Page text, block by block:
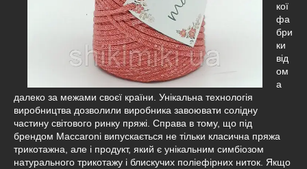
кої
фа
бри
ки
від
ом
а
далеко за межами своєї країни. Унікальна технологія
виробництва дозволили виробника завоювати солідну
частину світового ринку пряжі. Справа в тому, що під
брендом Maccaroni випускається не тільки класична пряжа
трикотажна, але і продукт, який є унікальним симбіозом
натурального трикотажу і блискучих поліефірних ниток. Якщо